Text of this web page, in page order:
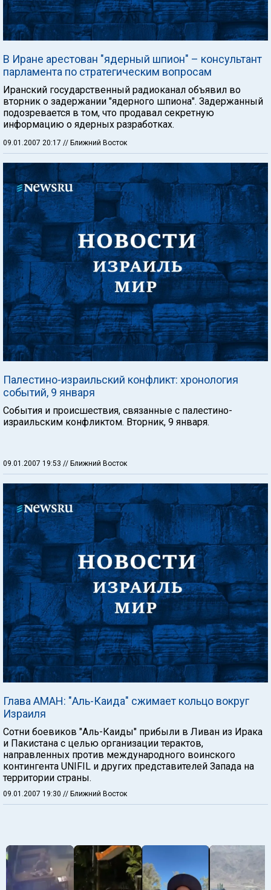
В Иране арестован "ядерный шпион" – консультант
парламента по стратегическим вопросам
Иранский государственный радиоканал объявил во
вторник о задержании "ядерного шпиона". Задержанный
подозревается в том, что продавал секретную
информацию о ядерных разработках.
09.01.2007 20:17 // Ближний Восток
Палестино-израильский конфликт: хронология
событий, 9 января
События и происшествия, связанные с палестино-
израильским конфликтом. Вторник, 9 января.
09.01.2007 19:53 // Ближний Восток
Глава АМАН: "Аль-Каида" сжимает кольцо вокруг
Израиля
Сотни боевиков "Аль-Каиды" прибыли в Ливан из Ирака
и Пакистана с целью организации терактов,
направленных против международного воинского
контингента UNIFIL и других представителей Запада на
территории страны.
09.01.2007 19:30 // Ближний Восток